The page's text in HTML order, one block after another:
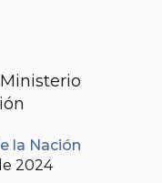
la Nación
2024